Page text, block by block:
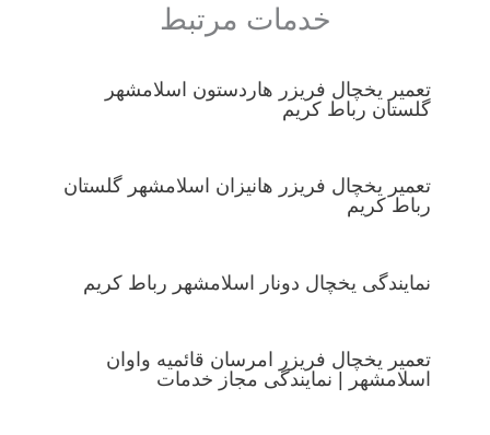
خدمات مرتبط
تعمیر یخچال فریزر هاردستون اسلامشهر
گلستان رباط کریم
تعمیر یخچال فریزر هانیزان اسلامشهر گلستان
رباط کریم
نمایندگی یخچال دونار اسلامشهر رباط کریم
تعمیر یخچال فریزر امرسان قائمیه واوان
اسلامشهر | نمایندگی مجاز خدمات